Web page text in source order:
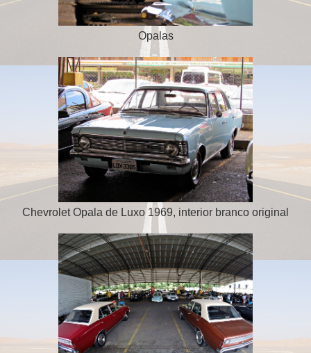
Opalas
Chevrolet Opala de Luxo 1969, interior branco original